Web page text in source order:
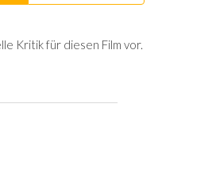
Kritik für diesen Film vor.